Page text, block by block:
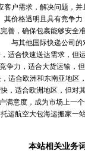
客户需求，解决问题，
价格透明且具有竞争
善，确保包裹能够安全
与其他国际快递公司的
适合快速送达需求，但
争力，适合大货运输，
适合欧洲和东南亚地区
，适合欧洲地区，但对
满意度，成为市场上一
托运航空大包海运搬家一
本站相关业务